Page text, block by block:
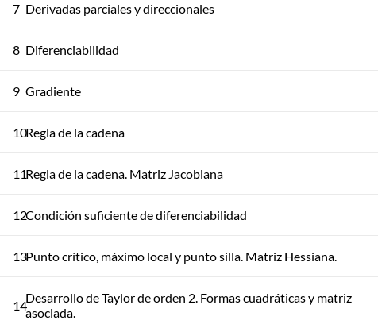
7 Derivadas parciales y direccionales
8 Diferenciabilidad
9 Gradiente
10Regla de la cadena
11Regla de la cadena. Matriz Jacobiana
12Condición suficiente de diferenciabilidad
13Punto crítico, máximo local y punto silla. Matriz Hessiana.
14Desarrollo de Taylor de orden 2. Formas cuadráticas y matriz
asociada.